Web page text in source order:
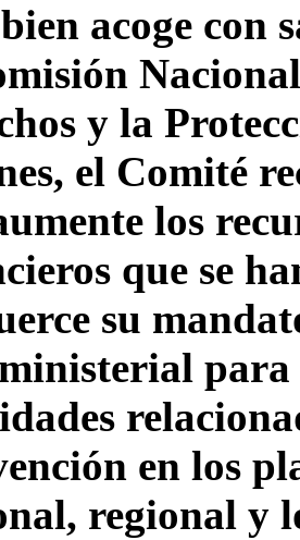
acoge con
y la
el Comité
los
que se
su
para
en los
regional y